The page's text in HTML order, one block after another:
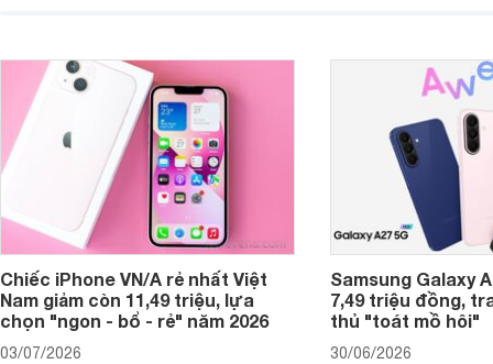
Chiếc iPhone VN/A rẻ nhất Việt
Nam giảm còn 11,49 triệu, lựa
chọn "ngon - bổ - rẻ" năm 2026
03/07/2026
Samsung Galaxy
7,49 triệu đồng,
thủ "toát mồ hôi"
30/06/2026